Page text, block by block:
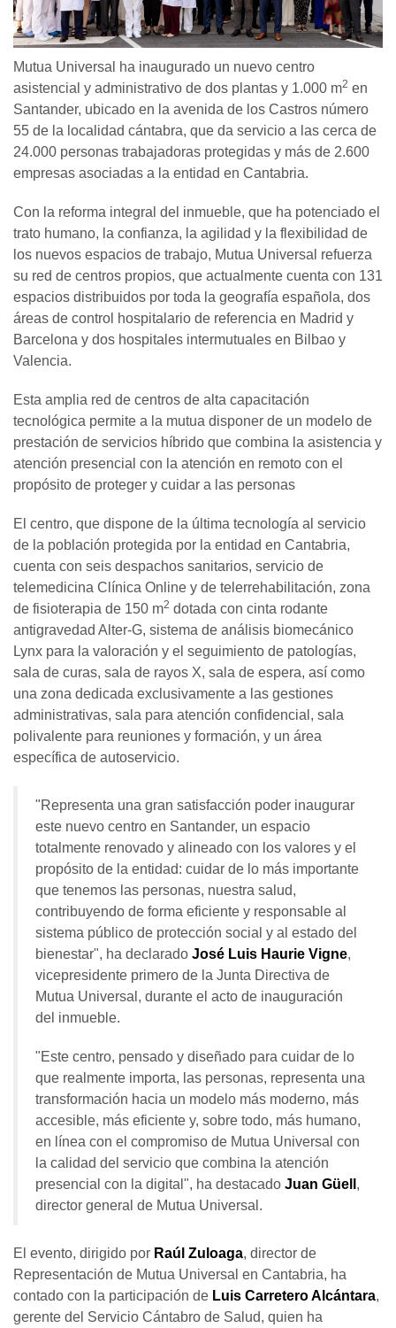
Mutua Universal ha inaugurado un nuevo centro
asistencial y administrativo de dos plantas y 1.000 m2 en
Santander, ubicado en la avenida de los Castros número
55 de la localidad cántabra, que da servicio a las cerca de
24.000 personas trabajadoras protegidas y más de 2.600
empresas asociadas a la entidad en Cantabria.
Con la reforma integral del inmueble, que ha potenciado el
trato humano, la confianza, la agilidad y la flexibilidad de
los nuevos espacios de trabajo, Mutua Universal refuerza
su red de centros propios, que actualmente cuenta con 131
espacios distribuidos por toda la geografía española, dos
áreas de control hospitalario de referencia en Madrid y
Barcelona y dos hospitales intermutuales en Bilbao y
Valencia.
Esta amplia red de centros de alta capacitación
tecnológica permite a la mutua disponer de un modelo de
prestación de servicios híbrido que combina la asistencia y
atención presencial con la atención en remoto con el
propósito de proteger y cuidar a las personas
El centro, que dispone de la última tecnología al servicio
de la población protegida por la entidad en Cantabria,
cuenta con seis despachos sanitarios, servicio de
telemedicina Clínica Online y de telerrehabilitación, zona
de fisioterapia de 150 m2 dotada con cinta rodante
antigravedad Alter-G, sistema de análisis biomecánico
Lynx para la valoración y el seguimiento de patologías,
sala de curas, sala de rayos X, sala de espera, así como
una zona dedicada exclusivamente a las gestiones
administrativas, sala para atención confidencial, sala
polivalente para reuniones y formación, y un área
específica de autoservicio.
"Representa una gran satisfacción poder inaugurar
este nuevo centro en Santander, un espacio
totalmente renovado y alineado con los valores y el
propósito de la entidad: cuidar de lo más importante
que tenemos las personas, nuestra salud,
contribuyendo de forma eficiente y responsable al
sistema público de protección social y al estado del
bienestar", ha declarado José Luis Haurie Vigne,
vicepresidente primero de la Junta Directiva de
Mutua Universal, durante el acto de inauguración
del inmueble.
"Este centro, pensado y diseñado para cuidar de lo
que realmente importa, las personas, representa una
transformación hacia un modelo más moderno, más
accesible, más eficiente y, sobre todo, más humano,
en línea con el compromiso de Mutua Universal con
la calidad del servicio que combina la atención
presencial con la digital", ha destacado Juan Güell ,
director general de Mutua Universal.
El evento, dirigido por Raúl Zuloaga, director de
Representación de Mutua Universal en Cantabria, ha
contado con la participación de Luis Carretero Alcántara,
gerente del Servicio Cántabro de Salud, quien ha